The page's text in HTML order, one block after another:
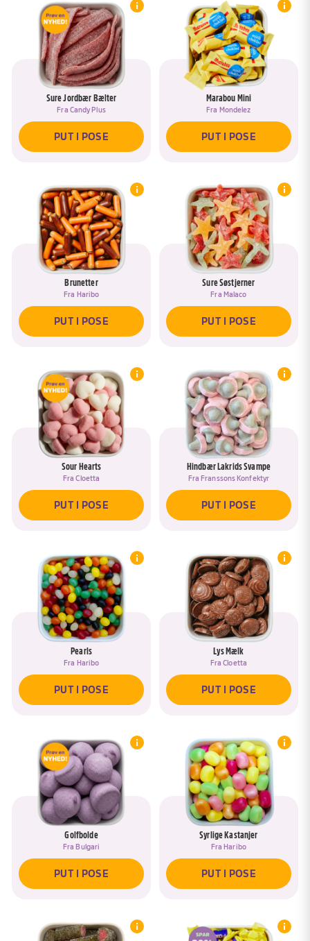
Sure Jordbær Bælter
Fra Candy Plus
PUT I POSE
Marabou Mini
Fra Mondelez
PUT I POSE
Brunetter
Fra Haribo
PUT I POSE
Sure Søstjerner
Fra Malaco
PUT I POSE
Sour Hearts
FraCloetta
PUT I POSE
Hindbær Lakrids Svampe
Fra Franssons Konfektyr
PUT I POSE
Pearls
Fra Haribo
PUT I POSE
Lys Mælk
FraCloetta
PUT I POSE
Golfbolde
Fra Bulgari
PUT I POSE
Syrlige Kastanjer
Fra Haribo
PUT I POSE
REMOVE DRAFTED PRODUCTS
Du skal lige navngive din pose, så du har
Hov, du har allerede en pose, som
hedder <span data-ask-rename-title>
{{pose}}</span>
data-ask-rename-title>{{pose}}</span>?